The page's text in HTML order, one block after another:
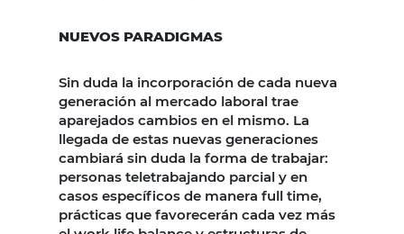
NUEVOS PARADIGMAS
Sin duda la incorporación de cada nueva
generación al mercado laboral trae
aparejados cambios en el mismo. La
llegada de estas nuevas generaciones
cambiará sin duda la forma de trabajar:
personas teletrabajando parcial y en
casos específicos de manera full time,
prácticas que favorecerán cada vez más